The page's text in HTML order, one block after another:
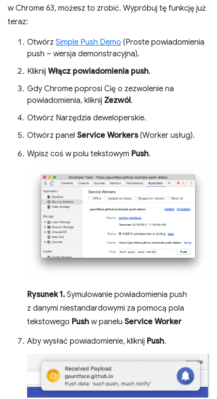
w Chrome 63, możesz to zrobić. Wypróbuj tę funkcję już
teraz:
Otwórz Simple Push Demo (Proste powiadomienia
push – wersja demonstracyjna).
Kliknij Włącz powiadomienia push.
Gdy Chrome poprosi Cię o zezwolenie na
powiadomienia, kliknij Zezwól.
Otwórz Narzędzia deweloperskie.
Otwórz panel Service Workers(Worker usług).
Wpisz coś w polu tekstowym Push.
Rysunek 1. Symulowanie powiadomienia push
z danymi niestandardowymi za pomocą pola
tekstowego Push w panelu Service Worker
Aby wysłać powiadomienie, kliknij Push.